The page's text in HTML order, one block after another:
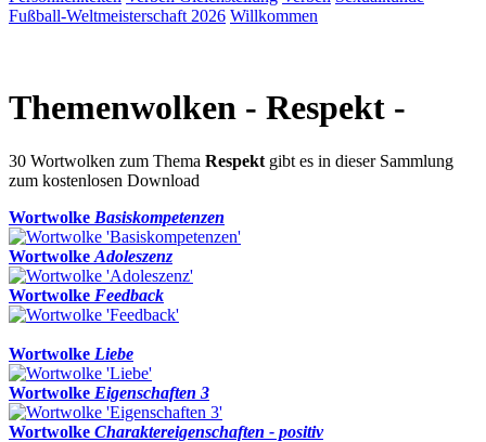
Fußball-Weltmeisterschaft 2026 Willkommen
Themenwolken - Respekt -
30 Wortwolken zum Thema Respekt gibt es in dieser Sammlung
zum kostenlosen Download
Wortwolke Basiskompetenzen
Wortwolke Adoleszenz
Wortwolke Feedback
Wortwolke Liebe
Wortwolke Eigenschaften 3
Wortwolke Charaktereigenschaften - positiv